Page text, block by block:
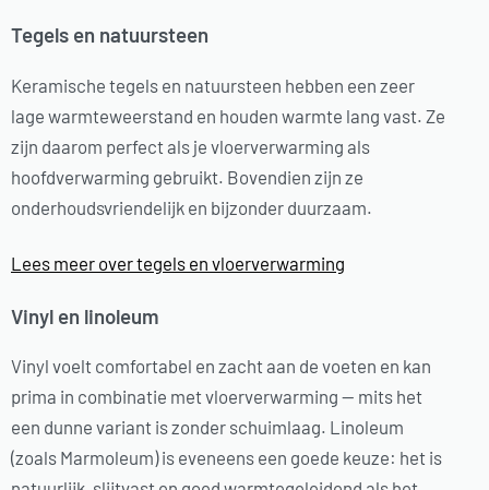
Tegels en natuursteen
Keramische tegels en natuursteen hebben een zeer
lage warmteweerstand en houden warmte lang vast. Ze
zijn daarom perfect als je vloerverwarming als
hoofdverwarming gebruikt. Bovendien zijn ze
onderhoudsvriendelijk en bijzonder duurzaam.
Lees meer over tegels en vloerverwarming
Vinyl en linoleum
Vinyl voelt comfortabel en zacht aan de voeten en kan
prima in combinatie met vloerverwarming — mits het
een dunne variant is zonder schuimlaag. Linoleum
(zoals Marmoleum) is eveneens een goede keuze: het is